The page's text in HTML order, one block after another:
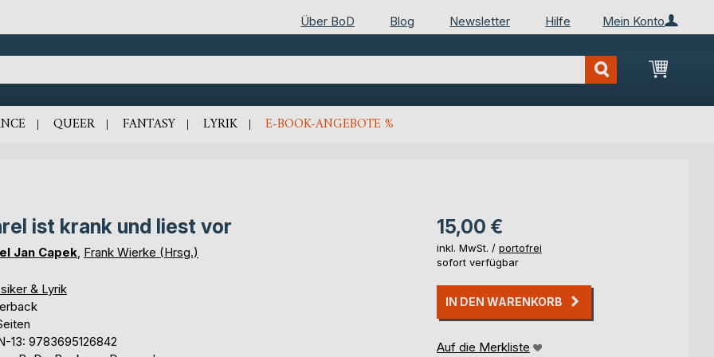
Mein Konto
Über BoD Blog Newsletter Hilfe
Mein
QUEER FANTASY LYRIK E-BOOK-ANGEBOTE %
ist krank und liest vor
Jan Capek Frank Wierke (Hrsg.)
& Lyrik
13: 9783695126842
15,00 €
inkl. MwSt. / portofrei
sofort verfügbar
IN DEN WARENKORB
Auf die Merkliste